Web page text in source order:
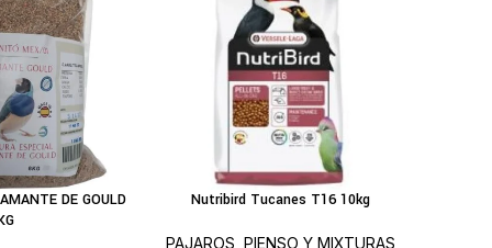
AL CARRITO
DE GOULD
AÑADIR AL CARRITO
Nutribird Tucanes T16 10kg
PAJAROS PIENSO Y MIXTURAS